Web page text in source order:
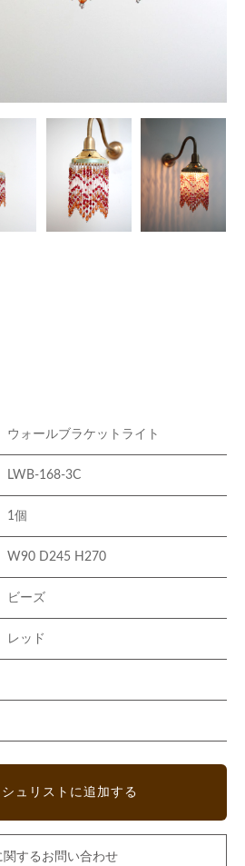
ウォールブラケットライト
LWB-168-3C
1個
W90 D245 H270
ビーズ
レッド
ュリストに追加する
関するお問い合わせ